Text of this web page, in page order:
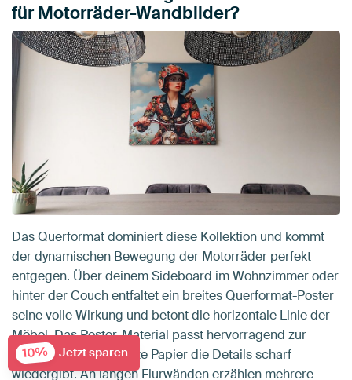
für Motorräder-Wandbilder?
Das Querformat dominiert diese Kollektion und kommt
der dynamischen Bewegung der Motorräder perfekt
entgegen. Über deinem Sideboard im Wohnzimmer oder
hinter der Couch entfaltet ein breites Querformat-Poster
seine volle Wirkung und betont die horizontale Linie der
Möbel. Das Poster-Material passt hervorragend zur
Fotografie, da das satte Papier die Details scharf
wiedergibt. An langen Flurwänden erzählen mehrere
10% Jetzt sparen